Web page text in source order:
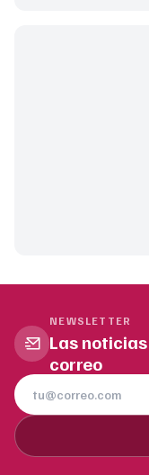
NEWSLETTER
Las
correo